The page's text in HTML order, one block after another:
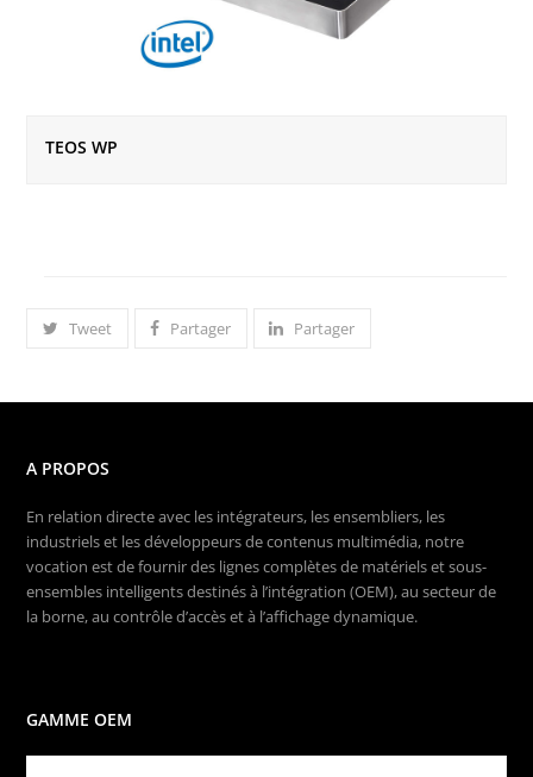
TEOS WP
Tweet Partager Partager
A PROPOS
En relation directe avec les intégrateurs, les ensembliers, les
industriels et les développeurs de contenus multimédia, notre
vocation est de fournir des lignes complètes de matériels et sous-
ensembles intelligents destinés à l’intégration (OEM), au secteur de
la borne, au contrôle d’accès et à l’affichage dynamique.
GAMME OEM